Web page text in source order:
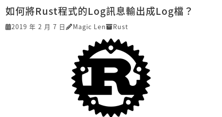
如何將Rust程式的Log訊息輸出成Log檔？
2019 年 2 月 7 日 Magic Len Rust